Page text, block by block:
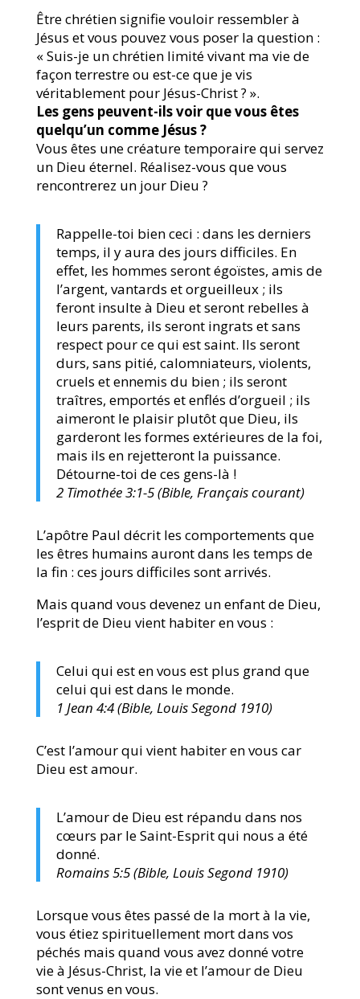
Être chrétien signifie vouloir ressembler à
Jésus et vous pouvez vous poser la question :
« Suis-je un chrétien limité vivant ma vie de
façon terrestre ou est-ce que je vis
véritablement pour Jésus-Christ ? ».
Les gens peuvent-ils voir que vous êtes
quelqu’un comme Jésus ?
Vous êtes une créature temporaire qui servez
un Dieu éternel. Réalisez-vous que vous
rencontrerez un jour Dieu ?
Rappelle-toi bien ceci : dans les derniers
temps, il y aura des jours difficiles. En
effet, les hommes seront égoïstes, amis de
l’argent, vantards et orgueilleux ; ils
feront insulte à Dieu et seront rebelles à
leurs parents, ils seront ingrats et sans
respect pour ce qui est saint. Ils seront
durs, sans pitié, calomniateurs, violents,
cruels et ennemis du bien ; ils seront
traîtres, emportés et enflés d’orgueil ; ils
aimeront le plaisir plutôt que Dieu, ils
garderont les formes extérieures de la foi,
mais ils en rejetteront la puissance.
Détourne-toi de ces gens-là !
2 Timothée 3:1-5 (Bible, Français courant)
L’apôtre Paul décrit les comportements que
les êtres humains auront dans les temps de
la fin : ces jours difficiles sont arrivés.
Mais quand vous devenez un enfant de Dieu,
l’esprit de Dieu vient habiter en vous :
Celui qui est en vous est plus grand que
celui qui est dans le monde.
1 Jean 4:4 (Bible, Louis Segond 1910)
C’est l’amour qui vient habiter en vous car
Dieu est amour.
L’amour de Dieu est répandu dans nos
cœurs par le Saint-Esprit qui nous a été
donné.
Romains 5:5 (Bible, Louis Segond 1910)
Lorsque vous êtes passé de la mort à la vie,
vous étiez spirituellement mort dans vos
péchés mais quand vous avez donné votre
vie à Jésus-Christ, la vie et l’amour de Dieu
sont venus en vous.